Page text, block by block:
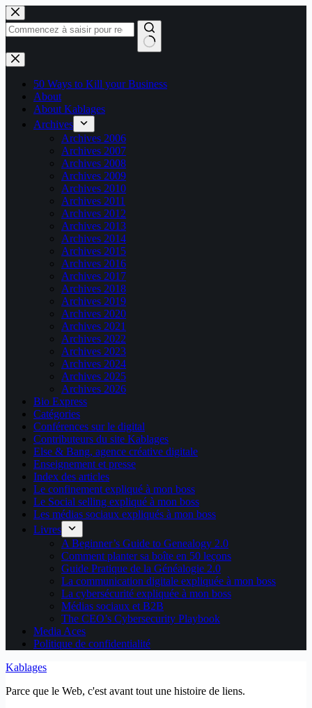
Passer
au
contenu
Aucun
résultat
50 Ways to Kill your Business
About
About Kablages
Archives
Archives 2006
Archives 2007
Archives 2008
Archives 2009
Archives 2010
Archives 2011
Archives 2012
Archives 2013
Archives 2014
Archives 2015
Archives 2016
Archives 2017
Archives 2018
Archives 2019
Archives 2020
Archives 2021
Archives 2022
Archives 2023
Archives 2024
Archives 2025
Archives 2026
Bio Express
Catégories
Conférences sur le digital
Contributeurs du site Kablages
Else & Bang, agence créative digitale
Enseignement et presse
Index des articles
Le confinement expliqué à mon boss
Le Social selling expliqué à mon boss
Les médias sociaux expliqués à mon boss
Livres
A Beginner’s Guide to Genealogy 2.0
Comment planter sa boîte en 50 leçons
Guide Pratique de la Généalogie 2.0
La communication digitale expliquée à mon boss
La cybersécurité expliquée à mon boss
Médias sociaux et B2B
The CEO’s Cybersecurity Playbook
Media Aces
Politique de confidentialité
Kablages
Parce que le Web, c'est avant tout une histoire de liens.